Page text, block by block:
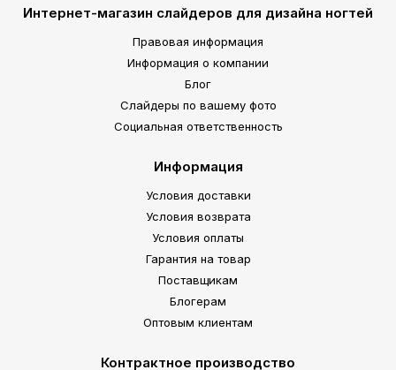
Интернет-магазин слайдеров для дизайна ногтей
Правовая информация
Информация о компании
Блог
Слайдеры по вашему фото
Социальная ответственность
Информация
Условия доставки
Условия возврата
Условия оплаты
Гарантия на товар
Поставщикам
Блогерам
Оптовым клиентам
Контрактное производство